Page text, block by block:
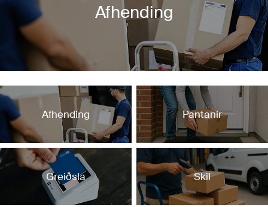
Afhending
Afhending Pantanir
Greiðsla Skil